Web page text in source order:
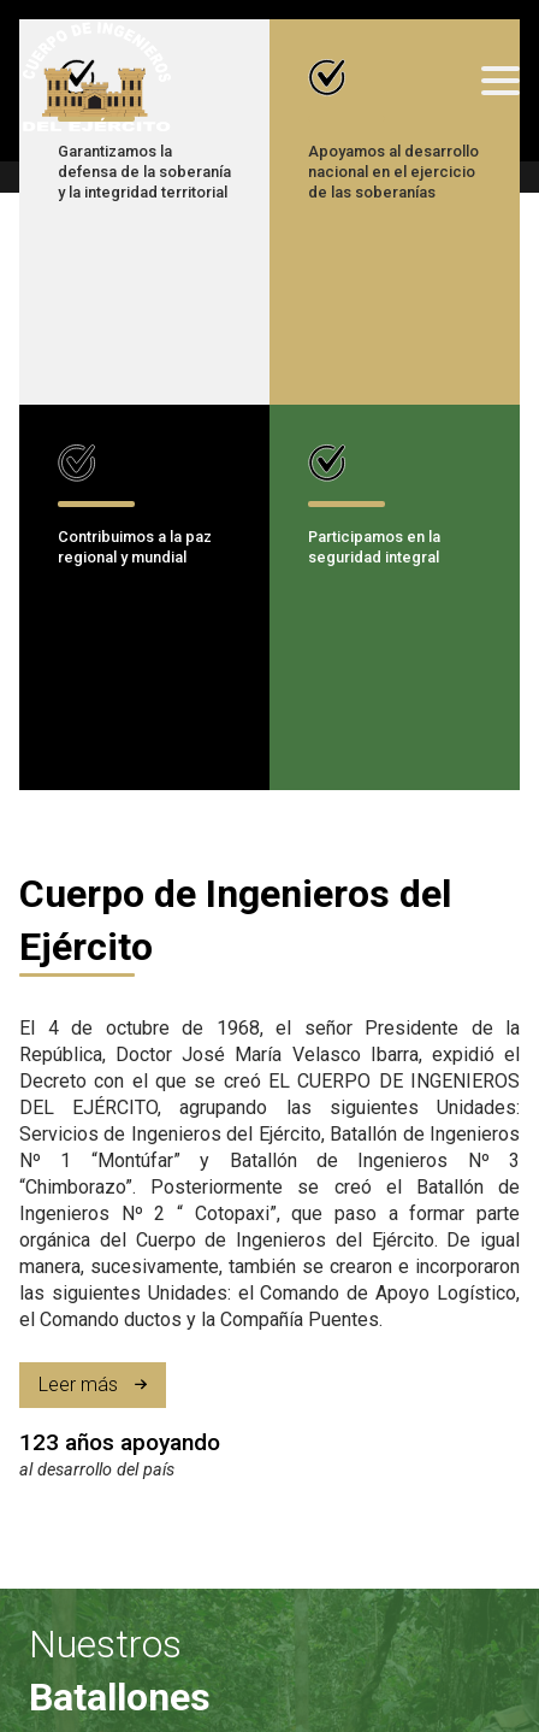
Garantizamos la
defensa de la soberanía
y la integridad territorial
Apoyamos al desarrollo
nacional en el ejercicio
de las soberanías
Contribuimos a la paz
regional y mundial
Participamos en la
seguridad integral
Cuerpo de Ingenieros del
Ejército
El 4 de octubre de 1968, el señor Presidente de la
República, Doctor José María Velasco Ibarra, expidió el
Decreto con el que se creó EL CUERPO DE INGENIEROS
DEL EJÉRCITO, agrupando las siguientes Unidades:
Servicios de Ingenieros del Ejército, Batallón de Ingenieros
Nº 1 “Montúfar” y Batallón de Ingenieros Nº 3
“Chimborazo”. Posteriormente se creó el Batallón de
Ingenieros Nº 2 “ Cotopaxi”, que paso a formar parte
orgánica del Cuerpo de Ingenieros del Ejército. De igual
manera, sucesivamente, también se crearon e incorporaron
las siguientes Unidades: el Comando de Apoyo Logístico,
el Comando ductos y la Compañía Puentes.
Leer más
123 años apoyando
al desarrollo del país
Nuestros
Batallones